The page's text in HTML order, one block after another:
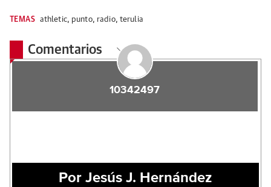
TEMAS athletic, punto, radio, terulia
Comentarios
10342497
Por Jesús J. Hernández